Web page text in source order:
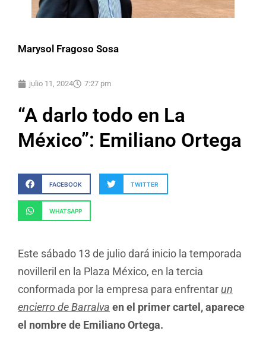
Marysol Fragoso Sosa
julio 11, 2024 7:27 pm
“A darlo todo en La
México”: Emiliano Ortega
FACEBOOK TWITTER
WHATSAPP
Este sábado 13 de julio dará inicio la temporada
novilleril en la Plaza México, en la tercia
conformada por la empresa para enfrentar un
encierro de Barralva en el primer cartel, aparece
el nombre de Emiliano Ortega.